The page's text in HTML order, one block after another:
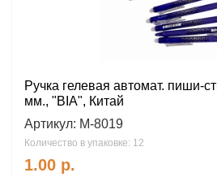
Ручка гелевая автомат. пиши-
мм., "BIA", Китай
Артикул: М-8019
Количество в упаковке: 12
1.00 р.